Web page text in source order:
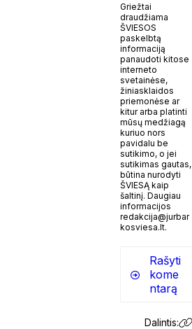
Griežtai
draudžiama
ŠVIESOS
paskelbtą
informaciją
panaudoti kitose
interneto
svetainėse,
žiniasklaidos
priemonėse ar
kitur arba platinti
mūsų medžiagą
kuriuo nors
pavidalu be
sutikimo, o jei
sutikimas gautas,
būtina nurodyti
ŠVIESĄ kaip
šaltinį. Daugiau
informacijos
redakcija@jurbar
kosviesa.lt.
Rašyti
kome
ntarą
Dalintis: